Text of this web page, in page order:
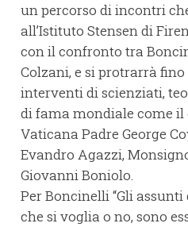
un percorso di incontri
all’Istituto Stensen di
con il confronto tra
Colzani, e si protrarrà
interventi di scienziati,
di fama mondiale come il
Vaticana Padre George
Evandro Agazzi,
Giovanni Boniolo.
Per Boncinelli “Gli assunti
che si voglia o no, sono